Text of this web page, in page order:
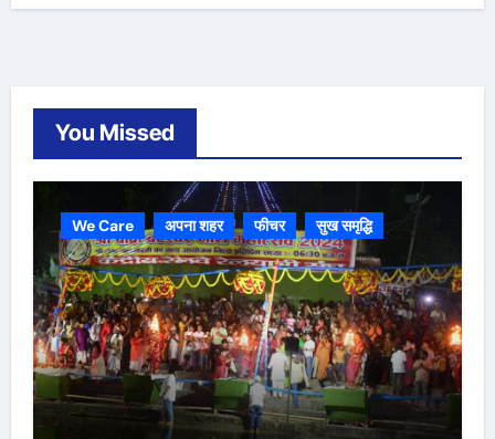
You Missed
We Care अपना शहर फीचर सुख समृद्धि